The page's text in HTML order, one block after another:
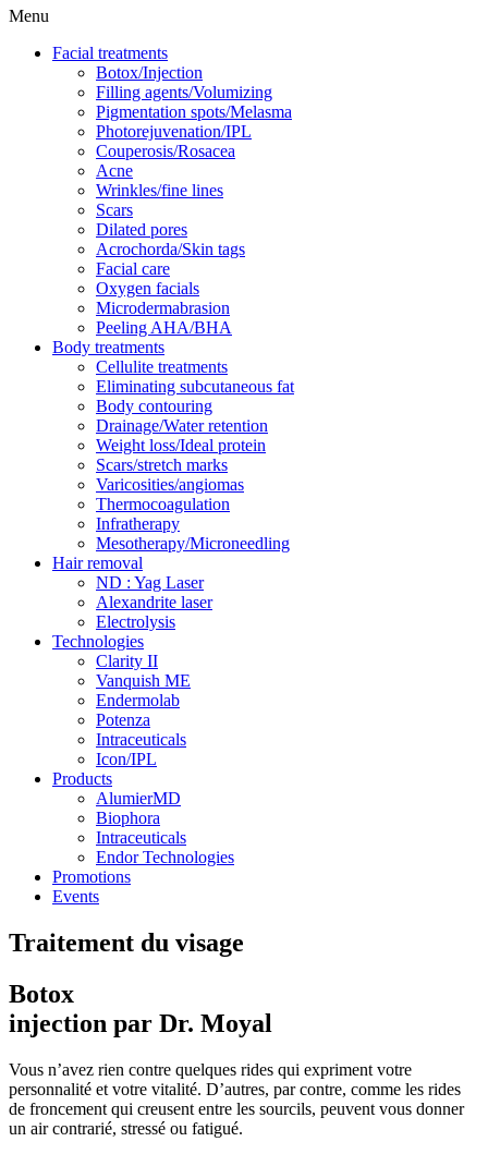
Menu
Facial treatments
Botox/Injection
Filling agents/Volumizing
Pigmentation spots/Melasma
Photorejuvenation/IPL
Couperosis/Rosacea
Acne
Wrinkles/fine lines
Scars
Dilated pores
Acrochorda/Skin tags
Facial care
Oxygen facials
Microdermabrasion
Peeling AHA/BHA
Body treatments
Cellulite treatments
Eliminating subcutaneous fat
Body contouring
Drainage/Water retention
Weight loss/Ideal protein
Scars/stretch marks
Varicosities/angiomas
Thermocoagulation
Infratherapy
Mesotherapy/Microneedling
Hair removal
ND : Yag Laser
Alexandrite laser
Electrolysis
Technologies
Clarity II
Vanquish ME
Endermolab
Potenza
Intraceuticals
Icon/IPL
Products
AlumierMD
Biophora
Intraceuticals
Endor Technologies
Promotions
Events
Traitement du visage
Botox
injection par Dr. Moyal
Vous n’avez rien contre quelques rides qui expriment votre
personnalité et votre vitalité. D’autres, par contre, comme les rides
de froncement qui creusent entre les sourcils, peuvent vous donner
un air contrarié, stressé ou fatigué.